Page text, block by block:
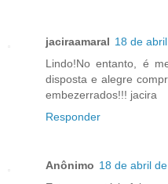
jaciraamaral 18 de
Lindo!No entanto, é
disposta e alegre
embezerrados!!! jacira
Responder
Anônimo 18 de abril